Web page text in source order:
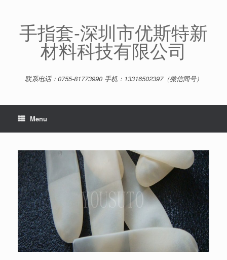
content手指套-深圳市优斯特新
材料科技有限公司
联系电话：0755-81773990 手机：13316502397（微信同号）
Menu